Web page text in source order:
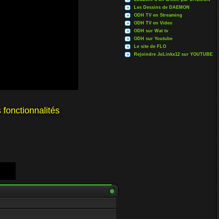
fonctionnalités
Les Dessins de DAEMON
ODH TV en Streaming
ODH TV en Video
ODH sur Wat tv
ODH sur Youtube
Le site de FLO
Rejoindre JoLinkx12 sur YOUTUBE